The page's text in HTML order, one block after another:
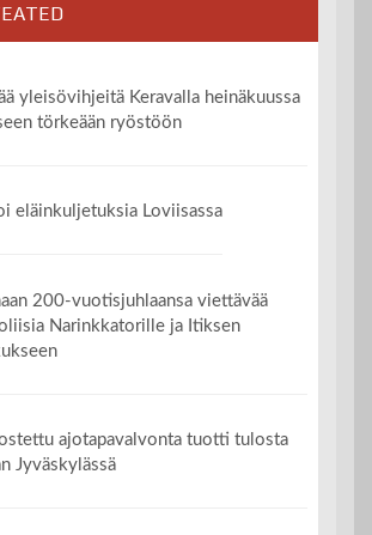
yleisövihjeitä Keravalla heinäkuussa
törkeään ryöstöön
eläinkuljetuksia Loviisassa
200-vuotisjuhlaansa viettävää
Narinkkatorille ja Itiksen
ajotapavalvonta tuotti tulosta
Jyväskylässä